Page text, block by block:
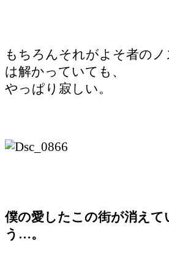
もちろんそれがよそ者の
は解かっていても、
やっぱり寂しい。
僕の愛したこの街が消えて
う…。